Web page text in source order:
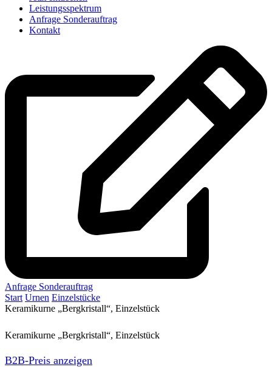
Leistungsspektrum
Anfrage Sonderauftrag
Kontakt
Anfrage Sonderauftrag
Start Urnen Einzelstücke
Keramikurne „Bergkristall“, Einzelstück
Keramikurne „Bergkristall“, Einzelstück
B2B-Preis anzeigen